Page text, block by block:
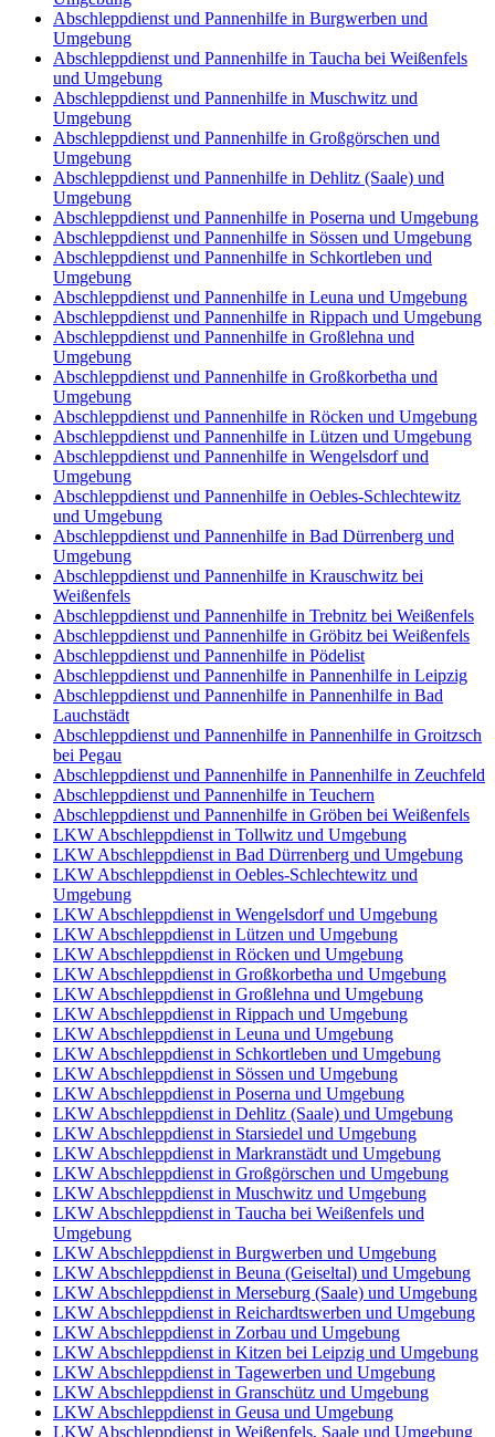
Abschleppdienst und Pannenhilfe in Burgwerben und
Umgebung
Abschleppdienst und Pannenhilfe in Taucha bei Weißenfels
und Umgebung
Abschleppdienst und Pannenhilfe in Muschwitz und
Umgebung
Abschleppdienst und Pannenhilfe in Großgörschen und
Umgebung
Abschleppdienst und Pannenhilfe in Dehlitz (Saale) und
Umgebung
Abschleppdienst und Pannenhilfe in Poserna und Umgebung
Abschleppdienst und Pannenhilfe in Sössen und Umgebung
Abschleppdienst und Pannenhilfe in Schkortleben und
Umgebung
Abschleppdienst und Pannenhilfe in Leuna und Umgebung
Abschleppdienst und Pannenhilfe in Rippach und Umgebung
Abschleppdienst und Pannenhilfe in Großlehna und
Umgebung
Abschleppdienst und Pannenhilfe in Großkorbetha und
Umgebung
Abschleppdienst und Pannenhilfe in Röcken und Umgebung
Abschleppdienst und Pannenhilfe in Lützen und Umgebung
Abschleppdienst und Pannenhilfe in Wengelsdorf und
Umgebung
Abschleppdienst und Pannenhilfe in Oebles-Schlechtewitz
und Umgebung
Abschleppdienst und Pannenhilfe in Bad Dürrenberg und
Umgebung
Abschleppdienst und Pannenhilfe in Krauschwitz bei
Weißenfels
Abschleppdienst und Pannenhilfe in Trebnitz bei Weißenfels
Abschleppdienst und Pannenhilfe in Gröbitz bei Weißenfels
Abschleppdienst und Pannenhilfe in Pödelist
Abschleppdienst und Pannenhilfe in Pannenhilfe in Leipzig
Abschleppdienst und Pannenhilfe in Pannenhilfe in Bad
Lauchstädt
Abschleppdienst und Pannenhilfe in Pannenhilfe in Groitzsch
bei Pegau
Abschleppdienst und Pannenhilfe in Pannenhilfe in Zeuchfeld
Abschleppdienst und Pannenhilfe in Teuchern
Abschleppdienst und Pannenhilfe in Gröben bei Weißenfels
LKW Abschleppdienst in Tollwitz und Umgebung
LKW Abschleppdienst in Bad Dürrenberg und Umgebung
LKW Abschleppdienst in Oebles-Schlechtewitz und
Umgebung
LKW Abschleppdienst in Wengelsdorf und Umgebung
LKW Abschleppdienst in Lützen und Umgebung
LKW Abschleppdienst in Röcken und Umgebung
LKW Abschleppdienst in Großkorbetha und Umgebung
LKW Abschleppdienst in Großlehna und Umgebung
LKW Abschleppdienst in Rippach und Umgebung
LKW Abschleppdienst in Leuna und Umgebung
LKW Abschleppdienst in Schkortleben und Umgebung
LKW Abschleppdienst in Sössen und Umgebung
LKW Abschleppdienst in Poserna und Umgebung
LKW Abschleppdienst in Dehlitz (Saale) und Umgebung
LKW Abschleppdienst in Starsiedel und Umgebung
LKW Abschleppdienst in Markranstädt und Umgebung
LKW Abschleppdienst in Großgörschen und Umgebung
LKW Abschleppdienst in Muschwitz und Umgebung
LKW Abschleppdienst in Taucha bei Weißenfels und
Umgebung
LKW Abschleppdienst in Burgwerben und Umgebung
LKW Abschleppdienst in Beuna (Geiseltal) und Umgebung
LKW Abschleppdienst in Merseburg (Saale) und Umgebung
LKW Abschleppdienst in Reichardtswerben und Umgebung
LKW Abschleppdienst in Zorbau und Umgebung
LKW Abschleppdienst in Kitzen bei Leipzig und Umgebung
LKW Abschleppdienst in Tagewerben und Umgebung
LKW Abschleppdienst in Granschütz und Umgebung
LKW Abschleppdienst in Geusa und Umgebung
LKW Abschleppdienst in Weißenfels, Saale und Umgebung